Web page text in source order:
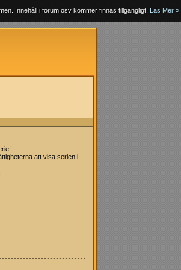
Innehåll i forum osv kommer finnas tillgängligt. Läs Mer »
att visa serien i